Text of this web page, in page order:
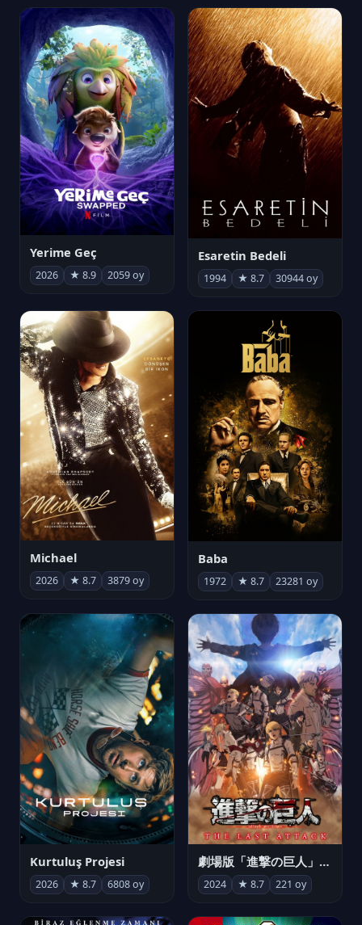
Yerime Geç
2026 ★ 8.9 2059 oy
Esaretin Bedeli
1994 ★ 8.7 30944 oy
Michael
2026 ★ 8.7 3879 oy
Baba
1972 ★ 8.7 23281 oy
Kurtuluş Projesi
2026 ★ 8.7 6808 oy
劇場版「進撃の巨人」完結編 THE LAST ATTACK
2024 ★ 8.7 221 oy